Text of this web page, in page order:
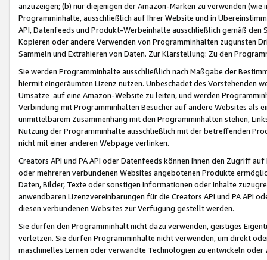
anzuzeigen; (b) nur diejenigen der Amazon-Marken zu verwenden
Programminhalte, ausschließlich auf Ihrer Website und in
API, Datenfeeds und Produkt-Werbeinhalte ausschließlich gemäß
Kopieren oder andere Verwenden von Programminhalten zugunsten
Sammeln und Extrahieren von Daten. Zur Klarstellung: Zu den
Sie werden Programminhalte ausschließlich nach Maßgabe der
hiermit eingeräumten Lizenz nutzen. Unbeschadet des Vorstehenden
Umsätze auf eine Amazon-Website zu leiten, und werden
Verbindung mit Programminhalten Besucher auf andere Websites als
unmittelbarem Zusammenhang mit den Programminhalten stehen,
Nutzung der Programminhalte ausschließlich mit der betreffenden
nicht mit einer anderen Webpage verlinken.
Creators API und PA API oder Datenfeeds können Ihnen den Zugriff
oder mehreren verbundenen Websites angebotenen Produkte
Daten, Bilder, Texte oder sonstigen Informationen oder Inhalte
anwendbaren Lizenzvereinbarungen für die Creators API und PA API
diesen verbundenen Websites zur Verfügung gestellt werden.
Sie dürfen den Programminhalt nicht dazu verwenden, geistiges
verletzen. Sie dürfen Programminhalte nicht verwenden, um direkt
maschinelles Lernen oder verwandte Technologien zu entwickeln